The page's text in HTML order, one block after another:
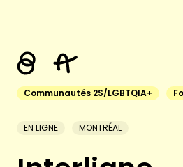
Communautés 2S/LGBTQIA+
EN LIGNE MONTRÉAL